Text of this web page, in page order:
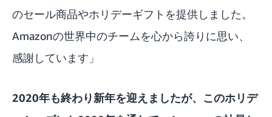
のセール商品やホリデーギフトを提供しました。
Amazonの世界中のチームを心から誇りに思い、
感謝しています」
2020年も終わり新年を迎えましたが、このホリデ